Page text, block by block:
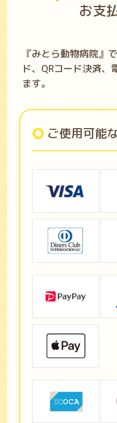
お支
『みとら動物病院』
ド、QRコード決済
ます。
ご使用可能